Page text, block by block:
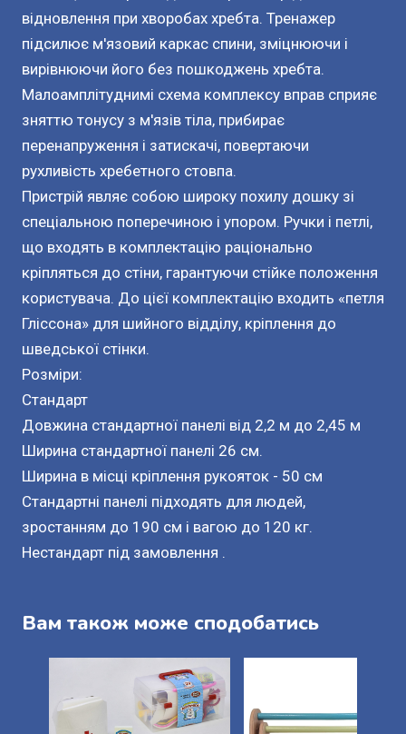
відновлення при хворобах хребта. Тренажер
підсилює м'язовий каркас спини, зміцнюючи і
вирівнюючи його без пошкоджень хребта.
Малоамплітуднимі схема комплексу вправ сприяє
зняттю тонусу з м'язів тіла, прибирає
перенапруження і затискачі, повертаючи
рухливість хребетного стовпа.
Пристрій являє собою широку похилу дошку зі
спеціальною поперечиною і упором. Ручки і петлі,
що входять в комплектацію раціонально
кріпляться до стіни, гарантуючи стійке положення
користувача. До цієї комплектацію входить «петля
Гліссона» для шийного відділу, кріплення до
шведської стінки.
Розміри:
Стандарт
Довжина стандартної панелі від 2,2 м до 2,45 м
Ширина стандартної панелі 26 см.
Ширина в місці кріплення рукояток - 50 см
Стандартні панелі підходять для людей,
зростанням до 190 см і вагою до 120 кг.
Нестандарт під замовлення .
Вам також може сподобатись